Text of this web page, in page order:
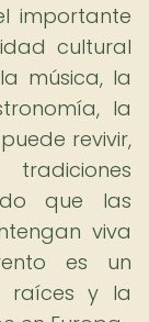
importante
cultural
música, la
la
revivir,
que las
viva
es un
raíces y la